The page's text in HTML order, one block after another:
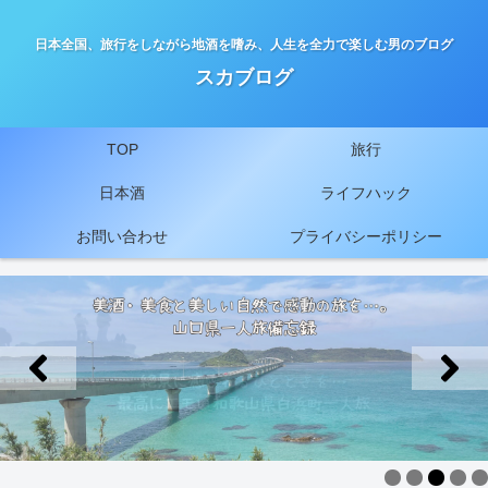
日本全国、旅行をしながら地酒を嗜み、人生を全力で楽しむ男のブログ
スカブログ
TOP 旅行
日本酒 ライフハック
お問い合わせ プライバシーポリシー